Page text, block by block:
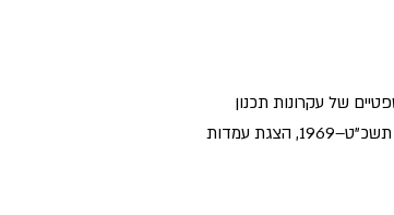
של עקרונות תכנון
המס. בתוך שכך, המצגת סוקרת היבטים פרקטיים בשינויי מבנה, קיזוז הפסדים, סקירה של הטבות מס מכוח חוק עידוד התעשייה (מיסים), תשכ"ט–1969, הצגת עמדות